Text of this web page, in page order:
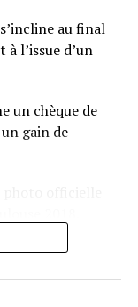
les As
au final
l’issue d’un
un chèque de
gain de